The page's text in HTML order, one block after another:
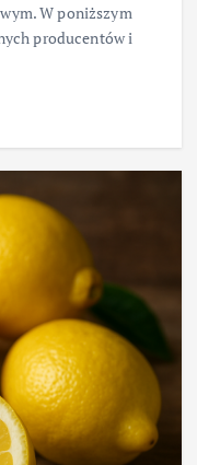
W poniższym
producentów i